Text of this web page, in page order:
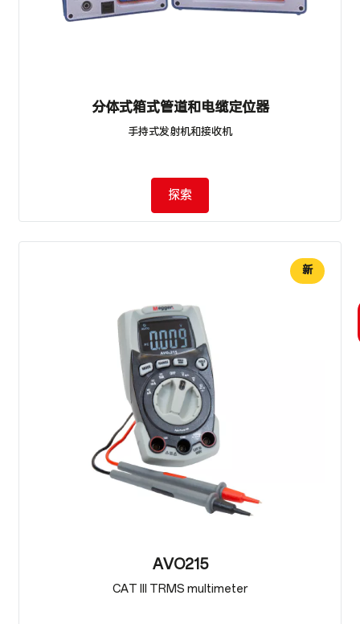
分体式箱式管道和电缆定位器
手持式发射机和接收机
探索
新
AVO215
CAT III TRMS multimeter